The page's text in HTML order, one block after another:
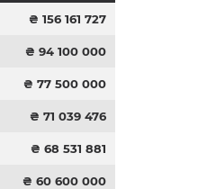
₴ 156 161 727
₴ 94 100 000
₴ 77 500 000
₴ 71 039 476
₴ 68 531 881
₴ 60 600 000